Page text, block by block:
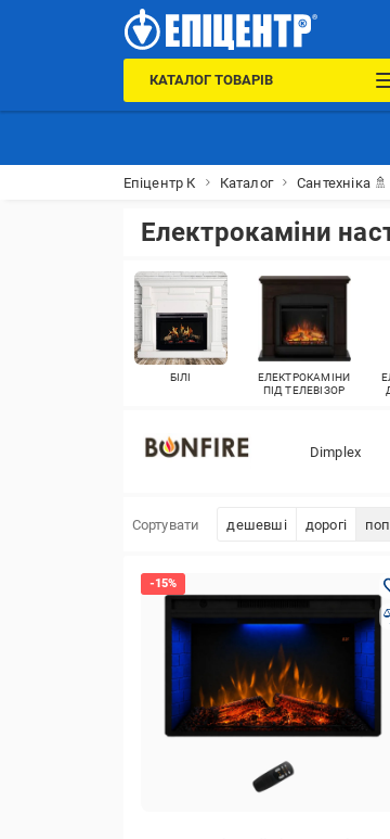
КАТАЛОГ ТОВАРІВ
Епіцентр К Каталог Сантехніка 🚿
Електрокаміни
БІЛІ
ЕЛЕКТРОКАМІНИ
ПІД ТЕЛЕВІЗОР
Dimplex
Сортувати дешевші дорогі